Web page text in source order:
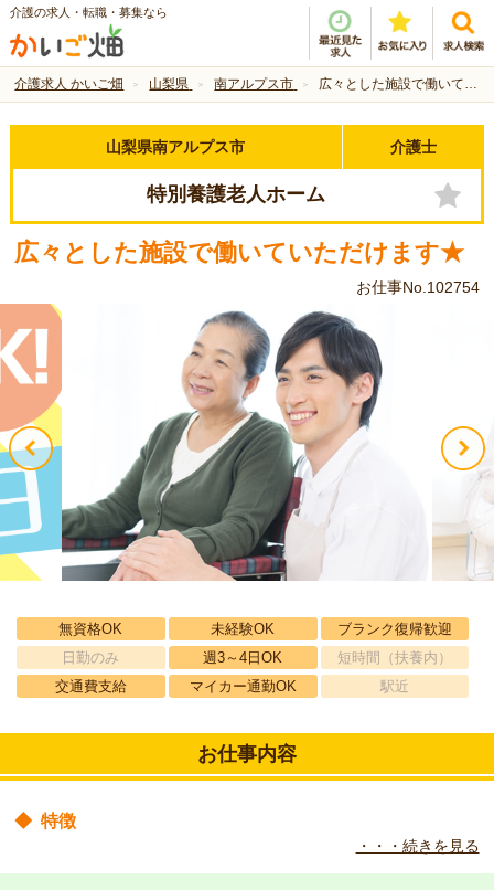
介護の求人・転職・募集なら
介護求人 かいご畑 山梨県 南アルプス市 広々とした施設で働いていただけます★
山梨県南アルプス市 介護士
特別養護老人ホーム
広々とした施設で働いていただけます★
お仕事No.102754
無資格OK 未経験OK
ブランク復帰歓迎
日勤のみ
週3～4日OK
短時間（扶養内）
交通費支給
マイカー通勤OK 駅近
お仕事内容
◆ 特徴
季節に応じたイベントを企画し、職員さんが率先して施設を盛り上
げてくれています♪
・・・続きを見る